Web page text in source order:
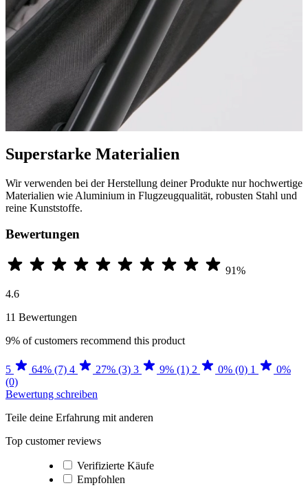
Superstarke Materialien
Wir verwenden bei der Herstellung deiner Produkte nur hochwertige
Materialien wie Aluminium in Flugzeugqualität, robusten Stahl und
reine Kunststoffe.
Bewertungen
91%
4.6
11 Bewertungen
9% of customers recommend this product
5 64% (7) 4 27% (3) 3 9% (1) 2 0% (0) 1
0%
(0)
Bewertung schreiben
Teile deine Erfahrung mit anderen
Top customer reviews
Verifizierte Käufe
Empfohlen